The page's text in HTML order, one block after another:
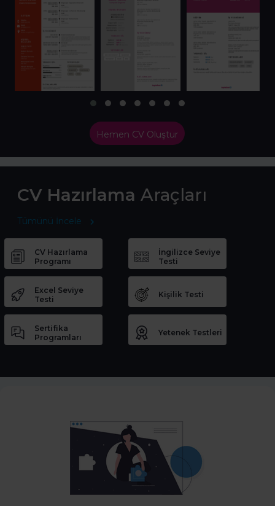
Hemen CV Oluştur
CV Hazırlama Araçları
Tümünü İncele
CV Hazırlama
Programı
İngilizce Seviye
Testi
Excel Seviye
Testi
Kişilik Testi
Sertifika
Programları
Yetenek Testleri